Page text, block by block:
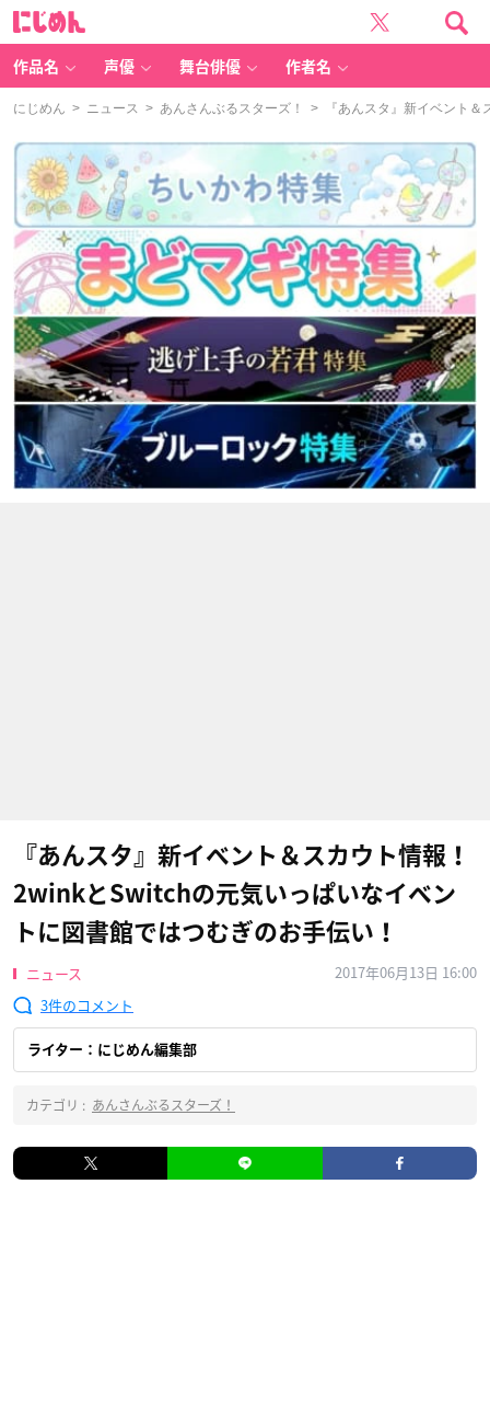
作品名 声優 舞台俳優 作者名
にじめん > ニュース > あんさんぶるスターズ！ > 『あんスタ』新イベント＆
『あんスタ』新イベント＆スカウト情報！
2winkとSwitchの元気いっぱいなイベン
トに図書館ではつむぎのお手伝い！
ニュース
2017年06月13日 16:00
3
ライター：にじめん編集部
カテゴリ : あんさんぶるスターズ！